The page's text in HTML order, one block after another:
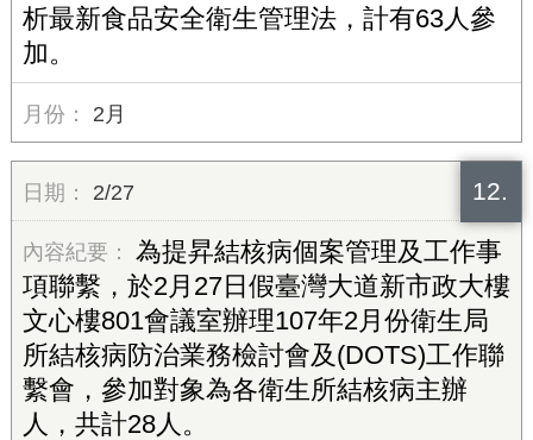
析最新食品安全衛生管理法，計有63人參
加。
2月
12.
2/27
為提昇結核病個案管理及工作事
項聯繫，於2月27日假臺灣大道新市政大樓
文心樓801會議室辦理107年2月份衛生局
所結核病防治業務檢討會及(DOTS)工作聯
繫會，參加對象為各衛生所結核病主辦
人，共計28人。